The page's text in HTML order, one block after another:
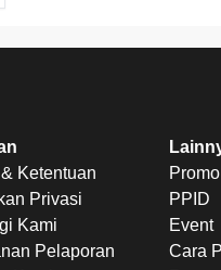
Ketentuan
Privasi
Kami
Pelaporan
Promo
PPID
Event
Cara